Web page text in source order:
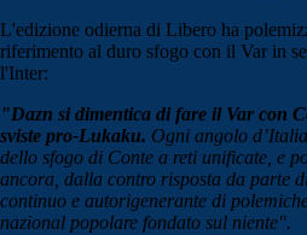
L'edizione odierna di Libero ha
riferimento al duro sfogo con il Var in
l'Inter:
"Dazn si dimentica di fare il Var con
sviste pro-Lukaku. Ogni angolo
dello sfogo di Conte a reti unificate, e
ancora, dalla contro risposta da parte
continuo e autorigenerante di
nazional popolare fondato sul niente".